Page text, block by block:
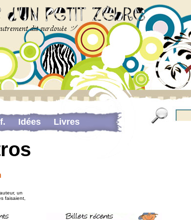
Idées
Livres
sur la douance
un
faisaient,